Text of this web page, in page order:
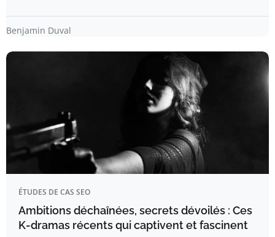
Benjamin Duval
ÉTUDES DE CAS SEO
Ambitions déchaînées, secrets dévoilés : Ces
K-dramas récents qui captivent et fascinent